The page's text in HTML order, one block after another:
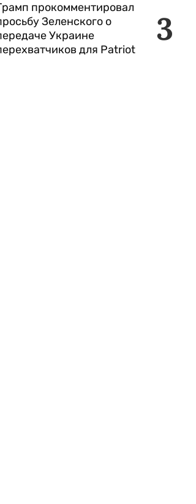
3
прокомментировал
Зеленского о
Украине
для Patriot